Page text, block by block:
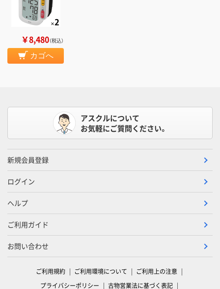
￥8,480（税込）
カゴへ
アスクルについて
お気軽にご質問ください。
新規会員登録
ログイン
ヘルプ
ご利用ガイド
お問い合わせ
ご利用規約 ご利用環境について
ご利用上の注意
プライバシーポリシー
古物営業法に基づく表記